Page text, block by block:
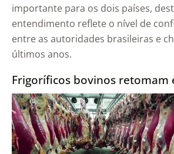
importante para os dois países,
entendimento reflete o nível de
entre as autoridades brasileiras e
últimos anos.
Frigoríficos bovinos retomam